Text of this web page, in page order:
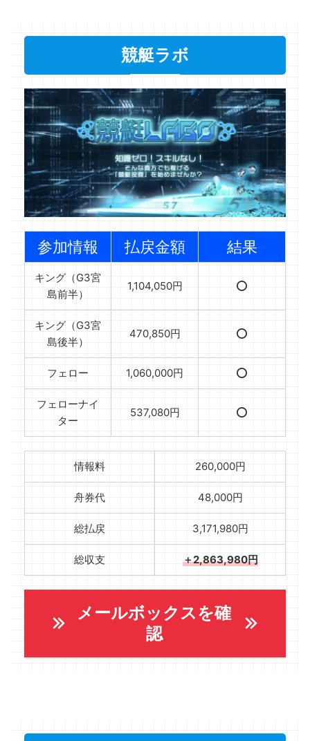
競艇ラボ
参加情報 払戻金額 結果
キング（G3宮
島前半）
1,104,050円 ⭕️
キング（G3宮
島後半）
470,850円 ⭕️
フェロー 1,060,000円 ⭕️
フェローナイ
ター
537,080円 ⭕️
情報料 260,000円
舟券代 48,000円
総払戻 3,171,980円
総収支 ＋2,863,980円
メールボックスを確
認